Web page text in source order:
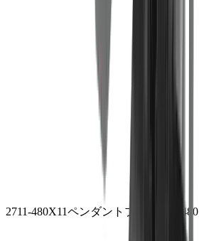
2711-480X11ペンダントプレミアム480